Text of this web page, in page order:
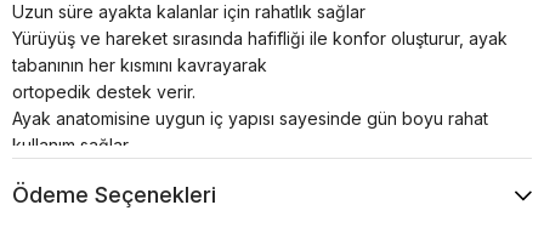
Uzun süre ayakta kalanlar için rahatlık sağlar
Yürüyüş ve hareket sırasında hafifliği ile konfor oluşturur, ayak
tabanının her kısmını kavrayarak
ortopedik destek verir.
Ayak anatomisine uygun iç yapısı sayesinde gün boyu rahat
kullanım sağlar.
kurutulmamalıdır; bu, yapılarının bütünlüğünü bozar.
Ödeme Seçenekleri